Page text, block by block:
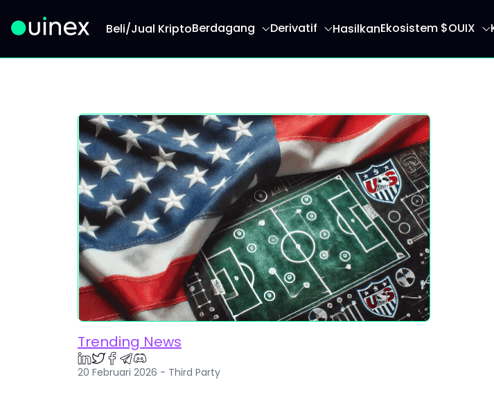
Beli/Jual KriptoBerdagang Derivatif HasilkanEkosistem $OUIX
Trending News
20 Februari 2026 - Third Party